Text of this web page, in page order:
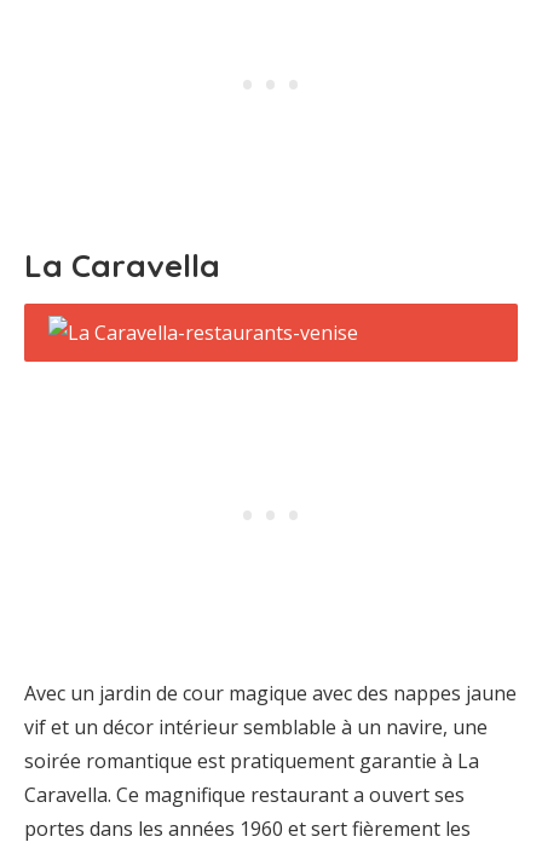
La Caravella
Avec un jardin de cour magique avec des nappes jaune
vif et un décor intérieur semblable à un navire, une
soirée romantique est pratiquement garantie à La
Caravella. Ce magnifique restaurant a ouvert ses
portes dans les années 1960 et sert fièrement les